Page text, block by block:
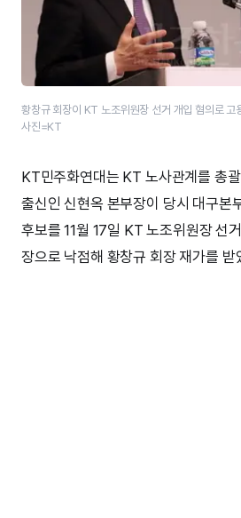
황창규 회장이 KT 노조위원장 선거 개입 혐의로 고
사진=KT
KT민주화연대는 KT 노사관계를 총
출신인 신현옥 본부장이 당시 대구본
후보를 11월 17일 KT 노조위원장 선
장으로 낙점해 황창규 회장 재가를 받